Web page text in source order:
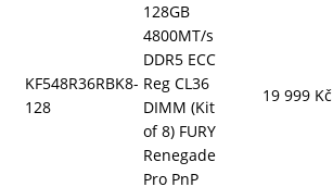
KF548R36RBK8-
128
128GB
4800MT/s
DDR5 ECC
Reg CL36
DIMM (Kit
of 8) FURY
Renegade
Pro PnP
19 999 Kč